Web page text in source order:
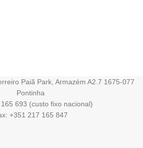
Paiã Park, Armazém A2.7 1675-077
Pontinha
693 (custo fixo nacional)
+351 217 165 847